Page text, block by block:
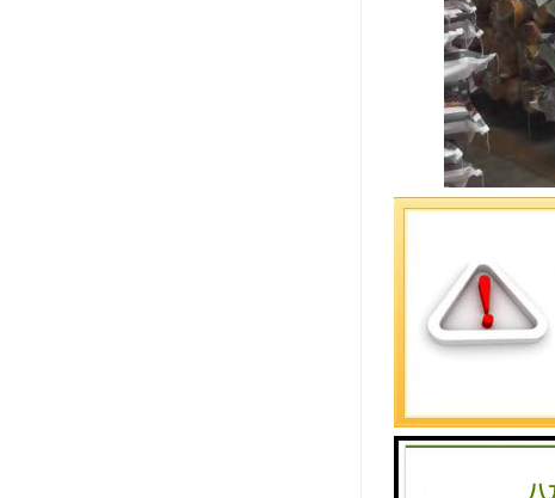
伟星管道的特
1、伟星重量
2、耐高温：